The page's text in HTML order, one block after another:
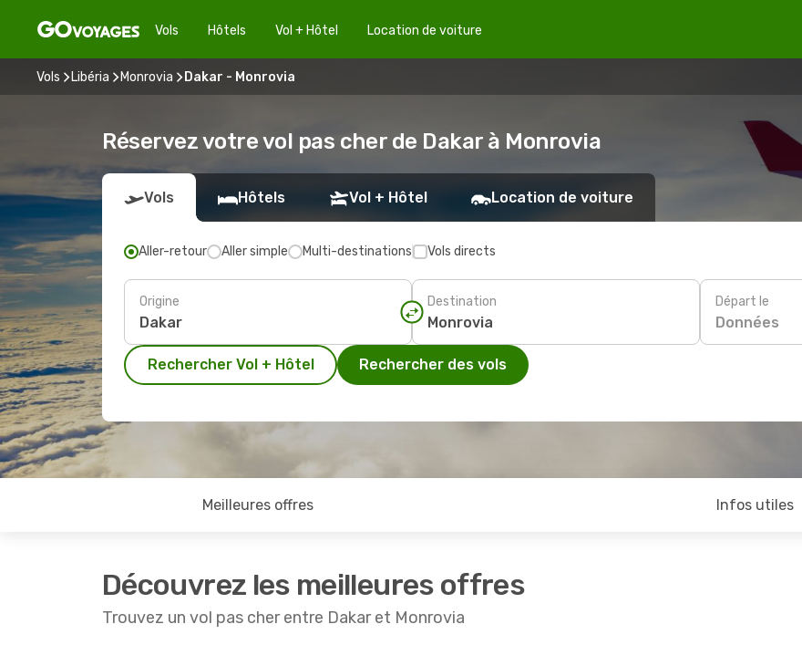
Vols Hôtels Vol + Hôtel Location de voiture
Vols Libéria Monrovia Dakar - Monrovia
Réservez votre vol pas cher de Dakar à Monrovia
Vols Hôtels Vol + Hôtel Location de voiture
Aller-retour Aller simple Multi-destinations Vols directs
Origine Destination Départ le
Données
Rechercher Vol + Hôtel Rechercher des vols
Meilleures offres Infos utiles
Découvrez les meilleures offres
Trouvez un vol pas cher entre Dakar et Monrovia